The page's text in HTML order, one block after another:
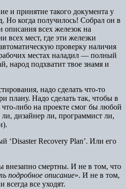
и принятие такого документа у
Но когда получилось! Собрал он в
всех железок на
всех мест, где эти железки
проверку наличия
местах наладил — полный
народ подхватит твое знамя и
надо сделать что-то
плану. Надо сделать так, чтобы в
либо на проекте смог бы любой
дизайнер ли, программист ли,
‘Disaster Recovery Plan’. Или его
внезапно смертны. И не в том, что
подробное описание». И не в том,
всегда все уходят.